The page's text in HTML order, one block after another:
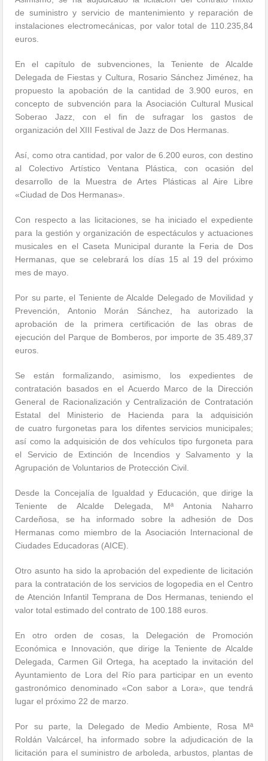
de suministro y servicio de mantenimiento y reparación de
instalaciones electromecánicas, por valor total de 110.235,84
euros.
En el capítulo de subvenciones, la Teniente de Alcalde
Delegada de Fiestas y Cultura, Rosario Sánchez Jiménez, ha
propuesto la apobación de la cantidad de 3.900 euros, en
concepto de subvención para la Asociación Cultural Musical
Soberao Jazz, con el fin de sufragar los gastos de
organización del XIII Festival de Jazz de Dos Hermanas.
Así, como otra cantidad, por valor de 6.200 euros, con destino
al Colectivo Artístico Ventana Plástica, con ocasión del
desarrollo de la Muestra de Artes Plásticas al Aire Libre
«Ciudad de Dos Hermanas».
Con respecto a las licitaciones, se ha iniciado el expediente
para la gestión y organización de espectáculos y actuaciones
musicales en el Caseta Municipal durante la Feria de Dos
Hermanas, que se celebrará los días 15 al 19 del próximo
mes de mayo.
Por su parte, el Teniente de Alcalde Delegado de Movilidad y
Prevención, Antonio Morán Sánchez, ha autorizado la
aprobación de la primera certificación de las obras de
ejecución del Parque de Bomberos, por importe de 35.489,37
euros.
Se están formalizando, asimismo, los expedientes de
contratación basados en el Acuerdo Marco de la Dirección
General de Racionalización y Centralización de Contratación
Estatal del Ministerio de Hacienda para la adquisición
de cuatro furgonetas para los difentes servicios municipales;
así como la adquisición de dos vehículos tipo furgoneta para
el Servicio de Extinción de Incendios y Salvamento y la
Agrupación de Voluntarios de Protección Civil.
Desde la Concejalía de Igualdad y Educación, que dirige la
Teniente de Alcalde Delegada, Mª Antonia Naharro
Cardeñosa, se ha informado sobre la adhesión de Dos
Hermanas como miembro de la Asociación Internacional de
Ciudades Educadoras (AICE).
Otro asunto ha sido la aprobación del expediente de licitación
para la contratación de los servicios de logopedia en el Centro
de Atención Infantil Temprana de Dos Hermanas, teniendo el
valor total estimado del contrato de 100.188 euros.
En otro orden de cosas, la Delegación de Promoción
Económica e Innovación, que dirige la Teniente de Alcalde
Delegada, Carmen Gil Ortega, ha aceptado la invitación del
Ayuntamiento de Lora del Río para participar en un evento
gastronómico denominado «Con sabor a Lora», que tendrá
lugar el próximo 22 de marzo.
Por su parte, la Delegado de Medio Ambiente, Rosa Mª
Roldán Valcárcel, ha informado sobre la adjudicación de la
licitación para el suministro de arboleda, arbustos, plantas de